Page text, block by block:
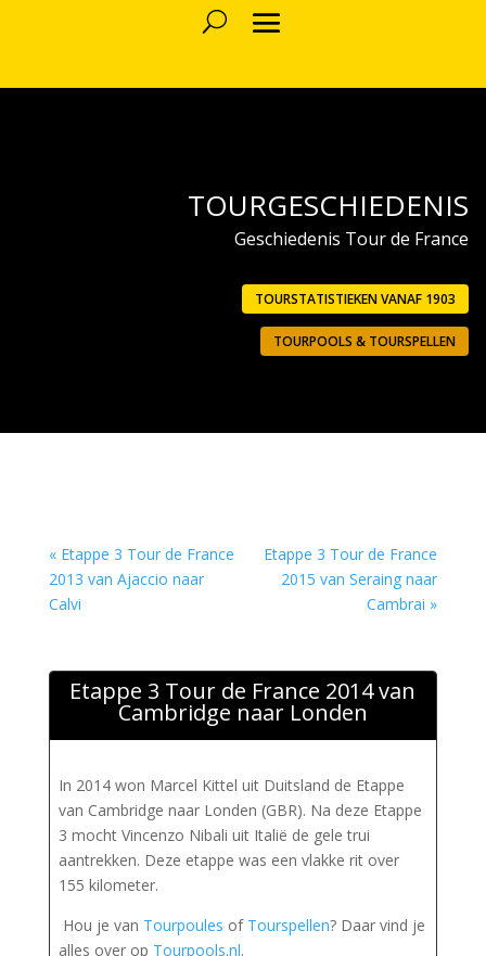
TOURGESCHIEDENIS
Geschiedenis Tour de France
TOURSTATISTIEKEN VANAF 1903
TOURPOOLS & TOURSPELLEN
« Etappe 3 Tour de France
2013 van Ajaccio naar
Calvi
Etappe 3 Tour de France
2015 van Seraing naar
Cambrai »
Etappe 3 Tour de France 2014 van
Cambridge naar Londen
In 2014 won Marcel Kittel uit Duitsland de Etappe
van Cambridge naar Londen (GBR). Na deze Etappe
3 mocht Vincenzo Nibali uit Italië de gele trui
aantrekken. Deze etappe was een vlakke rit over
155 kilometer.
Hou je van Tourpoules of Tourspellen? Daar vind je
alles over op Tourpools.nl.